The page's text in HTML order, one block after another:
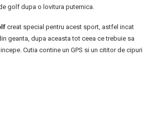
golf dupa o lovitura puternica.
creat special pentru acest sport, astfel incat
geanta, dupa aceasta tot ceea ce trebuie sa
Cutia contine un GPS si un cititor de cipuri